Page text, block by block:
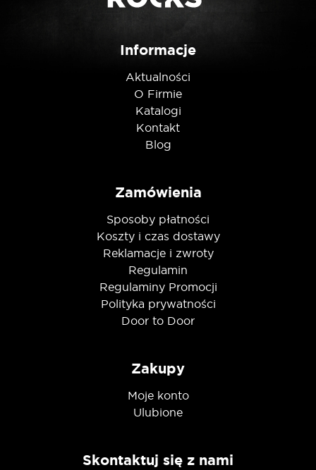
Nie jestem robotem
Informacje
Aktualności
O Firmie
Katalogi
Kontakt
Blog
Zamówienia
Sposoby płatności
Koszty i czas dostawy
Reklamacje i zwroty
Regulamin
Regulaminy Promocji
Polityka prywatności
Door to Door
Zakupy
Moje konto
Ulubione
Skontaktuj się z nami